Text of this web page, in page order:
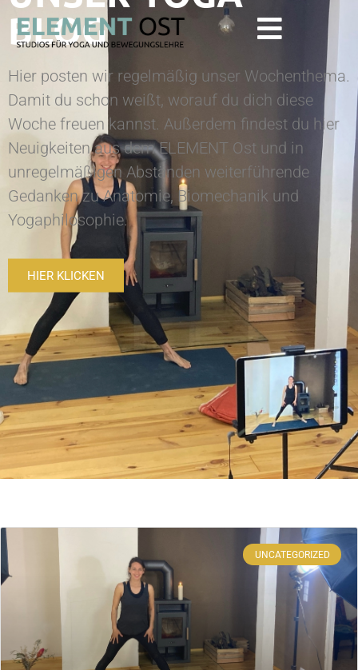
BLOG
Hier posten wir regelmäßig unser Wochenthema.
Damit du schon weißt, worauf du dich diese
Woche freuen kannst. Außerdem findest du hier
Neuigkeiten aus dem ELEMENT Ost und in
unregelmäßigen Abständen weiterführende
Gedanken zu Anatomie, Biomechanik und
Yogaphilosophie.
HIER KLICKEN
UNCATEGORIZED